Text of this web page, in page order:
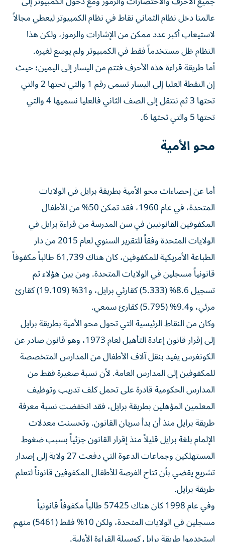
عالمنا دخل نظام الثماني نقاط في نظام الكمبيوتر ليعطي مجالاً
لاستيعاب أكبر عدد ممكن من الإشارات والرموز، ولكن هذا
النظام ظل مستخدماً فقط في الكمبيوتر ولم يوسع لغيره.
أما طريقة قراءة هذه الأحرف فتتم من اليسار إلى اليمين؛ حيث
إن النقطة العليا إلى اليسار تسمى رقم 1 والتي تحتها 2 والتي
تحتها 3 ثم ننتقل إلى الصف الثاني فالعليا نسميها 4 والتي
تحتها 5 والتي تحتها 6.
محو الأمية
أما عن إحصاءات محو الأمية بطريقة برايل في الولايات
المتحدة، في عام 1960، فقد تمكن 50% من الأطفال
المكفوفين القانونيين في سن المدرسة من قراءة برايل في
الولايات المتحدة وفقاً للتقرير السنوي لعام 2015 من دار
الطباعة الأمريكية للمكفوفين، كان هناك 61,739 طالباً مكفوفاً
قانونياً مسجلين في الولايات المتحدة. ومن بين هؤلاء تم
تسجيل 8.6% (5.333) كقارئي برايل، و31% (19.109) كقارئ
مرئي، و9.4% (5.795) كقارئ سمعي.
وكان من النقاط الرئيسية التي تحول محو الأمية بطريقة برايل
إلى إقرار قانون إعادة التأهيل لعام 1973، وهو قانون صادر عن
الكونغرس يفيد بنقل آلاف الأطفال من المدارس المتخصصة
للمكفوفين إلى المدارس العامة. لأن نسبة صغيرة فقط من
المدارس الحكومية قادرة على تحمل كلف تدريب وتوظيف
المعلمين المؤهلين بطريقة برايل، فقد انخفضت نسبة معرفة
طريقة برايل منذ أن بدأ سريان القانون. وتحسنت معدلات
الإلمام بلغة برايل قليلاً منذ إقرار القانون جزئياً بسبب ضغوط
المستهلكين وجماعات الدعوة التي دفعت 27 ولاية إلى إصدار
تشريع يقضي بأن تتاح الفرصة للأطفال المكفوفين قانوناً لتعلم
طريقة برايل.
وفي عام 1998 كان هناك 57425 طالباً مكفوفاً قانونياً
مسجلين في الولايات المتحدة، ولكن 10% فقط (5461) منهم